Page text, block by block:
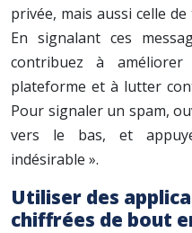
privée, mais aussi celle
En signalant ces
contribuez à
plateforme et à lutter
Pour signaler un spam,
vers le bas, et
indésirable ».
Utiliser des
chiffrées de bout